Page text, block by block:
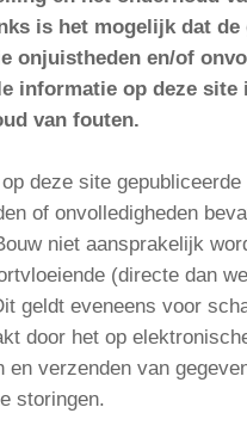
is het mogelijk dat de
onjuistheden en/of
informatie op deze site
van fouten.
deze site
of onvolledigheden
niet aansprakelijk
(directe dan
geldt eveneens voor
door het op
en verzenden van
storingen.